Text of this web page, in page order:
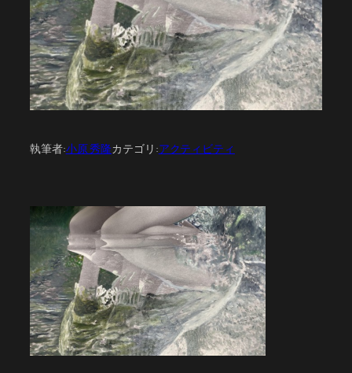
執筆者:小原 秀隆カテゴリ:アクティビティ